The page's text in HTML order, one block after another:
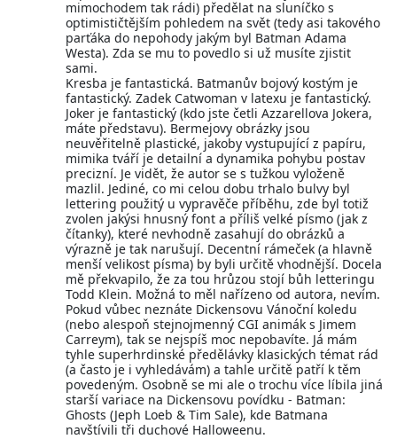
mimochodem tak rádi) předělat na sluníčko s
optimističtějším pohledem na svět (tedy asi takového
parťáka do nepohody jakým byl Batman Adama
Westa). Zda se mu to povedlo si už musíte zjistit
sami.
Kresba je fantastická. Batmanův bojový kostým je
fantastický. Zadek Catwoman v latexu je fantastický.
Joker je fantastický (kdo jste četli Azzarellova Jokera,
máte představu). Bermejovy obrázky jsou
neuvěřitelně plastické, jakoby vystupující z papíru,
mimika tváří je detailní a dynamika pohybu postav
precizní. Je vidět, že autor se s tužkou vyloženě
mazlil. Jediné, co mi celou dobu trhalo bulvy byl
lettering použitý u vypravěče příběhu, zde byl totiž
zvolen jakýsi hnusný font a příliš velké písmo (jak z
čítanky), které nevhodně zasahují do obrázků a
výrazně je tak narušují. Decentní rámeček (a hlavně
menší velikost písma) by byli určitě vhodnější. Docela
mě překvapilo, že za tou hrůzou stojí bůh letteringu
Todd Klein. Možná to měl nařízeno od autora, nevím.
Pokud vůbec neznáte Dickensovu Vánoční koledu
(nebo alespoň stejnojmenný CGI animák s Jimem
Carreym), tak se nejspíš moc nepobavíte. Já mám
tyhle superhrdinské předělávky klasických témat rád
(a často je i vyhledávám) a tahle určitě patří k těm
povedeným. Osobně se mi ale o trochu více líbila jiná
starší variace na Dickensovu povídku - Batman:
Ghosts (Jeph Loeb & Tim Sale), kde Batmana
navštívili tři duchové Halloweenu.